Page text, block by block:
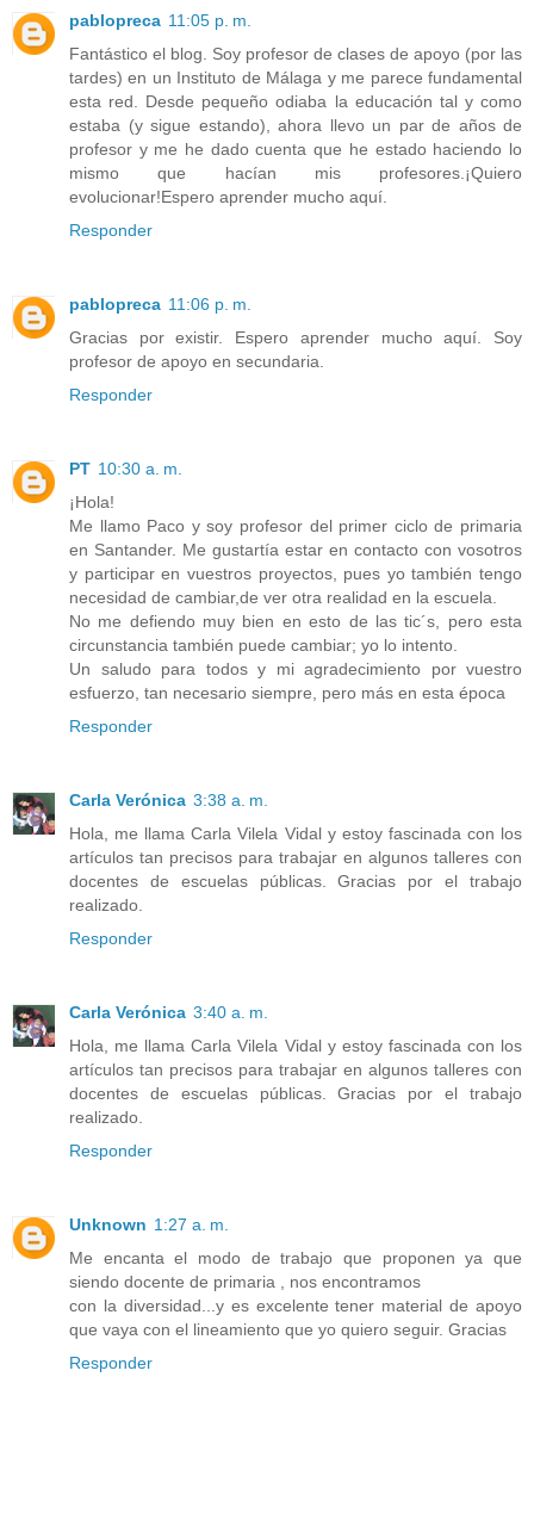
pablopreca 11:05 p. m.
Fantástico el blog. Soy profesor de clases de apoyo (por las
tardes) en un Instituto de Málaga y me parece fundamental
esta red. Desde pequeño odiaba la educación tal y como
estaba (y sigue estando), ahora llevo un par de años de
profesor y me he dado cuenta que he estado haciendo lo
mismo que hacían mis profesores.¡Quiero
evolucionar!Espero aprender mucho aquí.
Responder
pablopreca 11:06 p. m.
Gracias por existir. Espero aprender mucho aquí. Soy
profesor de apoyo en secundaria.
Responder
PT 10:30 a. m.
¡Hola!
Me llamo Paco y soy profesor del primer ciclo de primaria
en Santander. Me gustartía estar en contacto con vosotros
y participar en vuestros proyectos, pues yo también tengo
necesidad de cambiar,de ver otra realidad en la escuela.
No me defiendo muy bien en esto de las tic´s, pero esta
circunstancia también puede cambiar; yo lo intento.
Un saludo para todos y mi agradecimiento por vuestro
esfuerzo, tan necesario siempre, pero más en esta época
Responder
Carla Verónica 3:38 a. m.
Hola, me llama Carla Vilela Vidal y estoy fascinada con los
artículos tan precisos para trabajar en algunos talleres con
docentes de escuelas públicas. Gracias por el trabajo
realizado.
Responder
Carla Verónica 3:40 a. m.
Hola, me llama Carla Vilela Vidal y estoy fascinada con los
artículos tan precisos para trabajar en algunos talleres con
docentes de escuelas públicas. Gracias por el trabajo
realizado.
Responder
Unknown 1:27 a. m.
Me encanta el modo de trabajo que proponen ya que
siendo docente de primaria , nos encontramos
con la diversidad...y es excelente tener material de apoyo
que vaya con el lineamiento que yo quiero seguir. Gracias
Responder